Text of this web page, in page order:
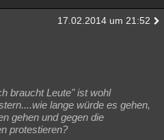
17.02.2014 um 21:52
braucht Leute" ist wohl
lange würde es gehen,
gehen und gegen die
protestieren?